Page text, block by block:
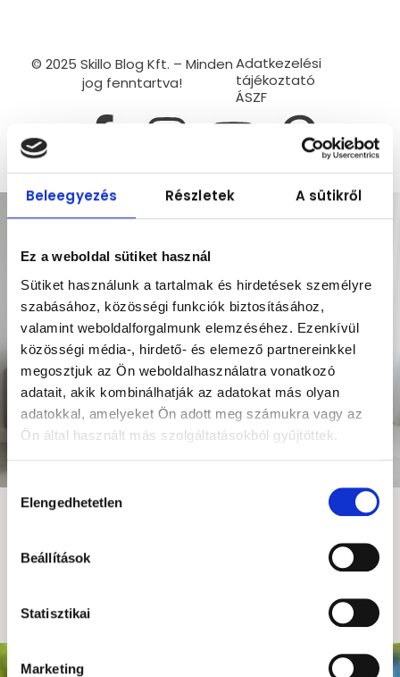
Beleegyezés Részletek A sütikről
Ez a weboldal sütiket használ
Sütiket használunk a tartalmak és hirdetések személyre
szabásához, közösségi funkciók biztosításához,
valamint weboldalforgalmunk elemzéséhez. Ezenkívül
közösségi média-, hirdető- és elemező partnereinkkel
megosztjuk az Ön weboldalhasználatra vonatkozó
adatait, akik kombinálhatják az adatokat más olyan
adatokkal, amelyeket Ön adott meg számukra vagy az
Ön által használt más szolgáltatásokból gyűjtöttek.
kiválasztása
Elengedhetetlen
Beállítások
Statisztikai
Marketing
© 2025 Skillo Blog Kft. – Minden
jog fenntartva!
Adatkezelési
tájékoztató
ÁSZF